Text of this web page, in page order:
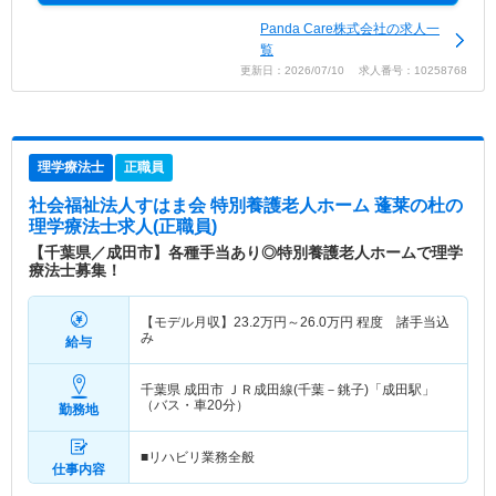
Panda Care株式会社の求人一
覧
更新日：2026/07/10 求人番号：10258768
理学療法士 正職員
社会福祉法人すはま会 特別養護老人ホーム 蓬莱の杜の
理学療法士求人(正職員)
【千葉県／成田市】各種手当あり◎特別養護老人ホームで理学
療法士募集！
給与
【モデル月収】 23.2万円～26.0万円 程度 諸手当込
み
勤務地
千葉県 成田市 ＪＲ成田線(千葉－銚子)「成田駅」
（バス・車20分）
仕事内容
■リハビリ業務全般